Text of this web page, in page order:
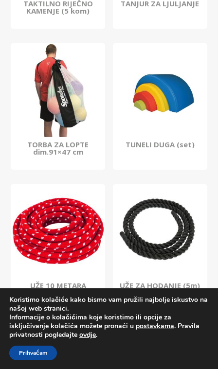
TAKTILNO RIJEČNO
KAMENJE (5 kom)
TANJUR ZA LJULJANJE
TORBA ZA LOPTE
dim.91×47 cm
TUNELI DUGA (set)
UŽE 10 METARA UŽE ZA HODANJE (5m)
Koristimo kolačiće kako bismo vam pružili najbolje iskustvo na
našoj web stranici.
Informacije o kolačićima koje koristimo ili opcije za
isključivanje kolačića možete pronaći u postavkama. Pravila
privatnosti pogledajte ovdje.
Prihvaćam